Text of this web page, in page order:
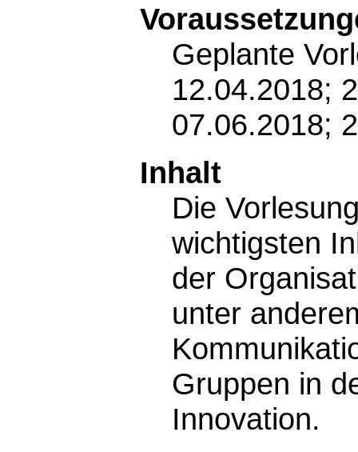
Geplante
12.04.2018;
07.06.2018;
Inhalt
Die
wichtigsten
der
unter
Gruppen in
Innovation.